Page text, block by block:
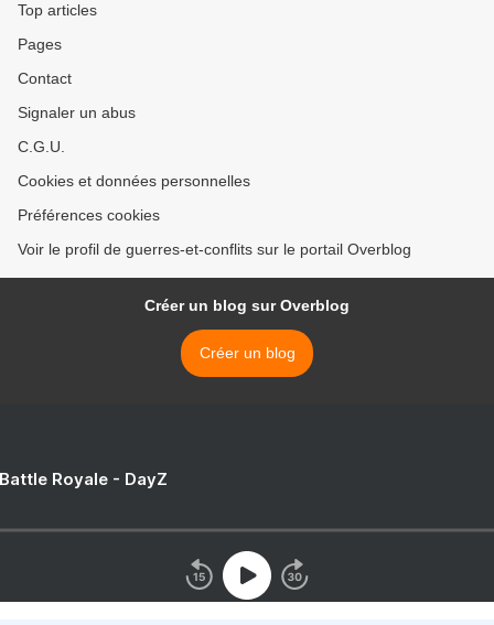
Top articles
Pages
Contact
Signaler un abus
C.G.U.
Cookies et données personnelles
Préférences cookies
Voir le profil de guerres-et-conflits sur le portail Overblog
Créer un blog sur Overblog
Créer un blog
Royale - DayZ